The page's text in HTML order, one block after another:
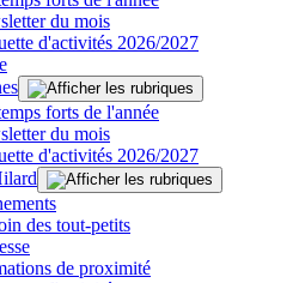
du mois
d'activités 2026/2027
forts de l'année
du mois
d'activités 2026/2027
des tout-petits
de proximité